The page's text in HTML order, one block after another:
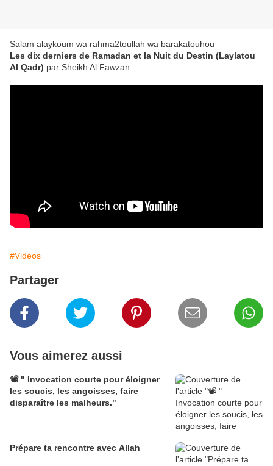
Salam alaykoum wa rahma2toullah wa barakatouhou
Les dix derniers de Ramadan et la Nuit du Destin (Laylatou
Al Qadr) par Sheikh Al Fawzan
#Vidéos
Partager
Vous aimerez aussi
📽️ " Invocation courte pour éloigner
les soucis, les angoisses, faire
disparaître les malheurs."
Prépare ta rencontre avec Allah